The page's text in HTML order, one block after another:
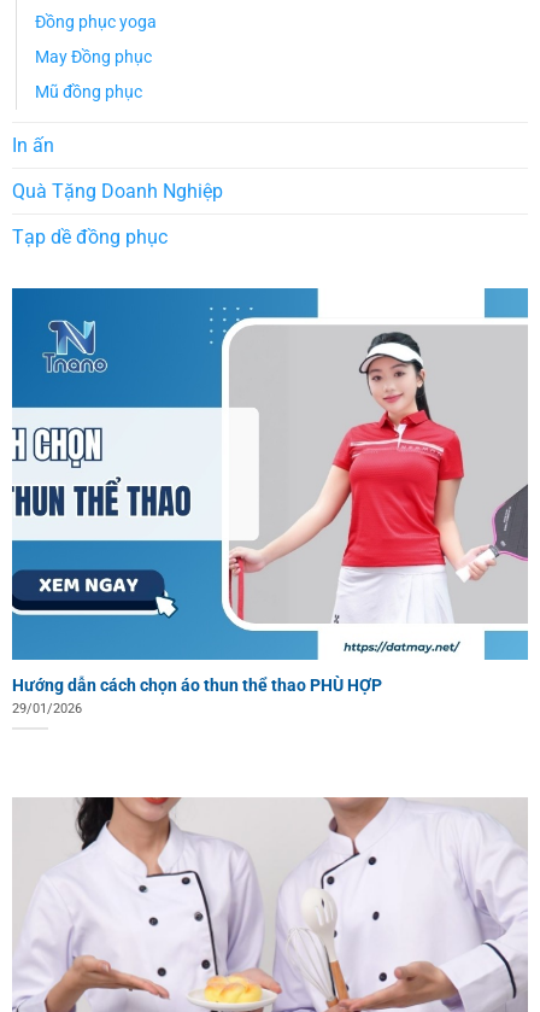
Đồng phục yoga
May Đồng phục
Mũ đồng phục
In ấn
Quà Tặng Doanh Nghiệp
Tạp dề đồng phục
Hướng dẫn cách chọn áo thun thể thao PHÙ HỢP
29/01/2026